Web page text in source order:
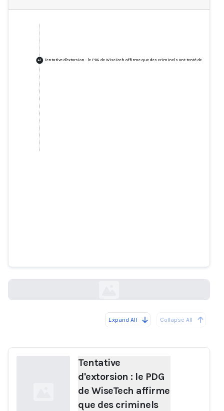
+1 Tentative d'extorsion : le PDG de WiseTech affirme que des criminels ont tenté de se faire
Expand All Collapse All
Tentative
d'extorsion : le PDG
de WiseTech affirme
que des criminels